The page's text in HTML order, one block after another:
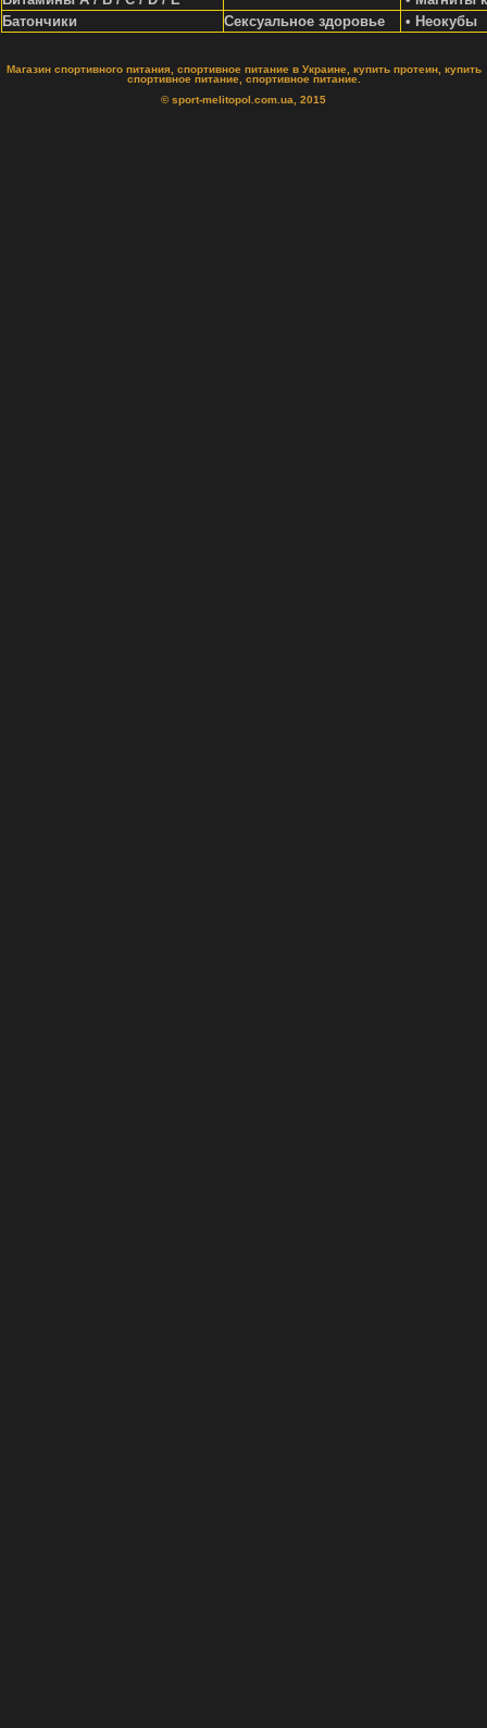
Батончики
Сексуальное здоровье • Неокубы
Магазин спортивного питания, спортивное питание в Украине, купить протеин, купить
спортивное питание, спортивное питание.
© sport-melitopol.com.ua, 2015